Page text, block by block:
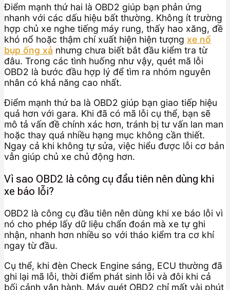
Điểm mạnh thứ hai là OBD2 giúp bạn phản ứng
nhanh với các dấu hiệu bất thường. Không ít trường
hợp chủ xe nghe tiếng máy rung, thấy hao xăng, đề
khó nổ hoặc thậm chí xuất hiện hiện tượng xe nổ
bụp ống xả nhưng chưa biết bắt đầu kiểm tra từ
đâu. Trong các tình huống như vậy, quét mã lỗi
OBD2 là bước đầu hợp lý để tìm ra nhóm nguyên
nhân có khả năng cao nhất.
Điểm mạnh thứ ba là OBD2 giúp bạn giao tiếp hiệu
quả hơn với gara. Khi đã có mã lỗi cụ thể, bạn sẽ
mô tả vấn đề chính xác hơn, tránh bị tư vấn lan man
hoặc thay quá nhiều hạng mục không cần thiết.
Ngay cả khi không tự sửa, việc hiểu được lỗi cơ bản
vẫn giúp chủ xe chủ động hơn.
Vì sao OBD2 là công cụ đầu tiên nên dùng khi
xe báo lỗi?
OBD2 là công cụ đầu tiên nên dùng khi xe báo lỗi vì
nó cho phép lấy dữ liệu chẩn đoán mà xe tự ghi
nhận, nhanh hơn nhiều so với tháo kiểm tra cơ khí
ngay từ đầu.
Cụ thể, khi đèn Check Engine sáng, ECU thường đã
ghi lại mã lỗi, thời điểm phát sinh lỗi và đôi khi cả
bối cảnh vận hành. Máy quét OBD2 chỉ mất vài phút